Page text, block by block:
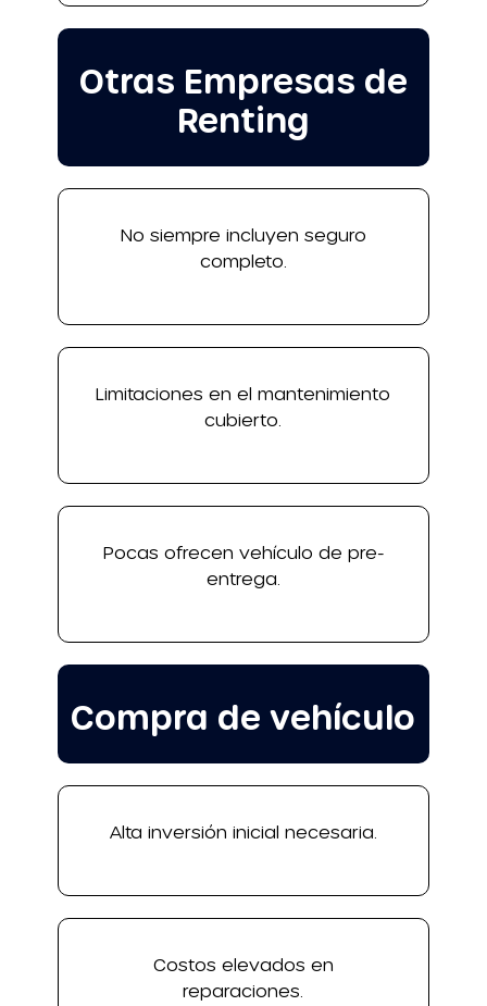
Otras Empresas de
Renting
Compra de vehículo
No siempre incluyen seguro
completo.
Alta inversión inicial necesaria.
Limitaciones en el mantenimiento
cubierto.
Costos elevados en
reparaciones.
Pocas ofrecen vehículo de pre-
entrega.